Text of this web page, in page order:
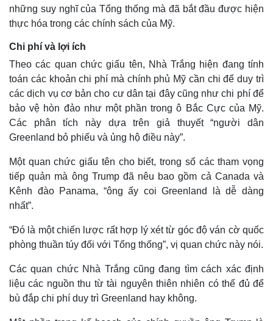
Kinh tế
Bất động sản
Khởi nghiệp
Thị trường
Giá vàng
Tiêu dùng
Tỷ giá
Chứng khoán
những suy nghĩ của Tổng thống mà đã bắt đầu được hiện
thực hóa trong các chính sách của Mỹ.
Chi phí và lợi ích
Theo các quan chức giấu tên, Nhà Trắng hiện đang tính
toán các khoản chi phí mà chính phủ Mỹ cần chi để duy trì
các dịch vụ cơ bản cho cư dân tại đây cũng như chi phí để
bảo vệ hòn đảo như một phần trong ô Bắc Cực của Mỹ.
Các phân tích này dựa trên giả thuyết “người dân
Greenland bỏ phiếu và ủng hộ điều này”.
Một quan chức giấu tên cho biết, trong số các tham vọng
tiếp quản mà ông Trump đã nêu bao gồm cả Canada và
Kênh đào Panama, “ông ấy coi Greenland là dễ dàng
nhất”.
“Đó là một chiến lược rất hợp lý xét từ góc độ ván cờ quốc
phòng thuần túy đối với Tổng thống”, vị quan chức này nói.
Các quan chức Nhà Trắng cũng đang tìm cách xác định
liệu các nguồn thu từ tài nguyên thiên nhiên có thể đủ để
bù đắp chi phí duy trì Greenland hay không.